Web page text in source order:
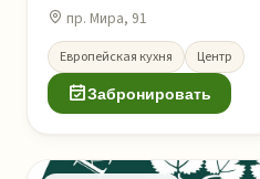
пр. Мира, 91
Европейская кухня Центр
Забронировать